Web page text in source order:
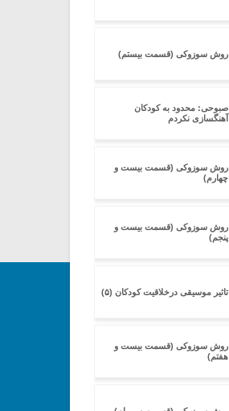
روش سوزوکی (قسمت بیستم)
صبوحی: محدود به کودکان
آهنگسازی نکردم
روش سوزوکی (قسمت بیست و
چهارم)
روش سوزوکی (قسمت بیست و
پنجم)
تاثیر موسیقی درخلاقیت کودکان (۵)
روش سوزوکی (قسمت بیست و
هفتم)